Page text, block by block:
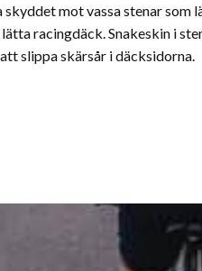
mot vassa stenar som
racingdäck. Snakeskin i
slippa skärsår i däcksidorna.